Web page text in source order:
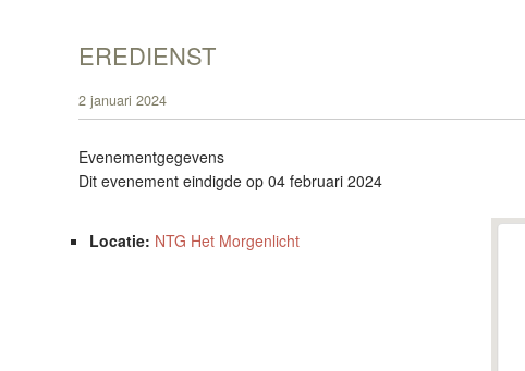
EREDIENST
2 januari 2024
Evenementgegevens
Dit evenement eindigde op 04 februari 2024
Locatie: NTG Het Morgenlicht